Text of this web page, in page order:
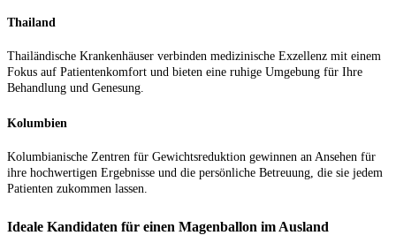
Thailand
Thailändische Krankenhäuser verbinden medizinische Exzellenz mit einem
Fokus auf Patientenkomfort und bieten eine ruhige Umgebung für Ihre
Behandlung und Genesung.
Kolumbien
Kolumbianische Zentren für Gewichtsreduktion gewinnen an Ansehen für
ihre hochwertigen Ergebnisse und die persönliche Betreuung, die sie jedem
Patienten zukommen lassen.
Ideale Kandidaten für einen Magenballon im Ausland